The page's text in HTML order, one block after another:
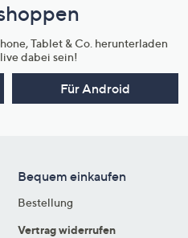
Tablet & Co. herunterladen
dabei sein!
Für Android
Bequem einkaufen
Bestellung
Vertrag widerrufen